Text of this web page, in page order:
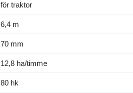
för traktor
6,4 m
70 mm
12,8 ha/timme
80 hk